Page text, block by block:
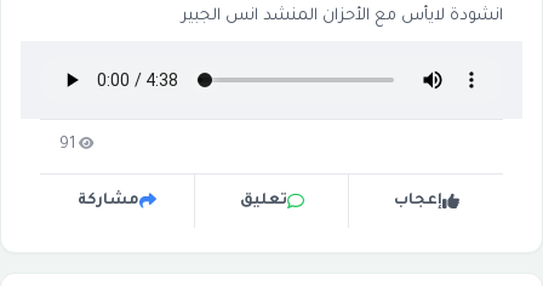
انشودة لايأس مع الأحزان المنشد انس الجبير
91
إعجاب تعليق مشاركة